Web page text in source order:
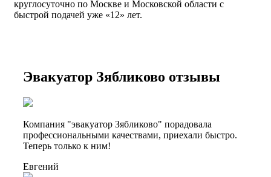
круглосуточно по Москве и Московской области с
быстрой подачей уже «12» лет.
Эвакуатор Зябликово отзывы
Компания "эвакуатор Зябликово" порадовала
профессиональными качествами, приехали быстро.
Теперь только к ним!
Евгений